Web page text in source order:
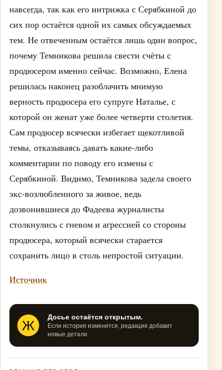
навсегда, так как его интрижка с Серябкиной до
сих пор остаётся одной их самых обсуждаемых
тем. Не отвеченным остаётся лишь один вопрос,
почему Темникова решила свести счёты с
продюсером именно сейчас. Возможно, Елена
решилась наконец разоблачить мнимую
верность продюсера его супруге Наталье, с
которой он женат уже более четверти столетия.
Сам продюсер всячески избегает щекотливой
темы, отказываясь давать какие-либо
комментарии по поводу его измены с
Серябкиной. Видимо, Темникова задела своего
экс-возлюбленного за живое, ведь
дозвонившиеся до Фадеева журналисты
столкнулись с гневом и агрессией со стороны
продюсера, который всячески старается
сохранить лицо в столь непростой ситуации.
Источник
Ж
Досье остаётся открытым.
Если история изменится, редакция добавит
новые детали.